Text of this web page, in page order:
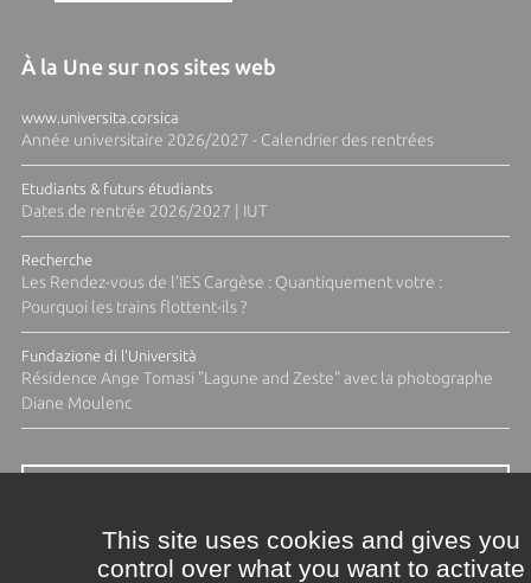
À la Une sur nos sites web
www.universita.corsica
Année universitaire 2026/2027 - Calendrier des rentrées
Etudiants & futurs étudiants
Dates de rentrée 2026/2027 | IUT
Recherche
Les Rendez-vous de l'IES Cargèse : Quantiquement votre :
Pourquoi les trains flottent-ils ?
Fundazione di l'Università
Résidence Ange Tomasi "Lagune and Zeste" avec la photographe
Diane Moulenc
This site uses cookies and gives you
control over what you want to activate